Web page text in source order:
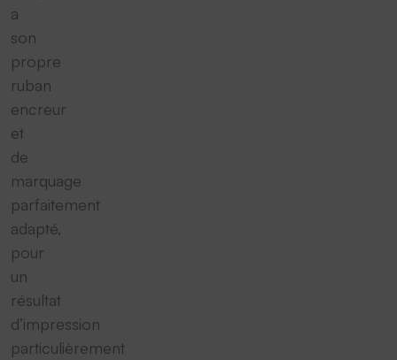
a
son
propre
ruban
encreur
et
de
marquage
parfaitement
adapté,
pour
un
résultat
d’impression
particulièrement